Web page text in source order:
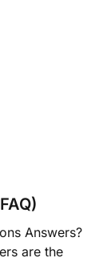
Answers?
are the